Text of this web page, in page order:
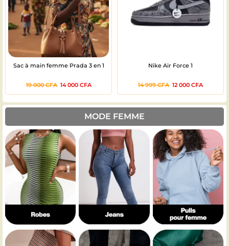
Sac à main femme Prada 3 en 1
19 000CFA 14 000 CFA
Nike Air Force 1
14 999CFA 12 000 CFA
MODE FEMME